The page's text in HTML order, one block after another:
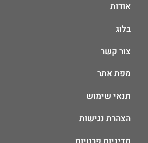
אודות
בלוג
צור קשר
מפת אתר
תנאי שימוש
הצהרת נגישות